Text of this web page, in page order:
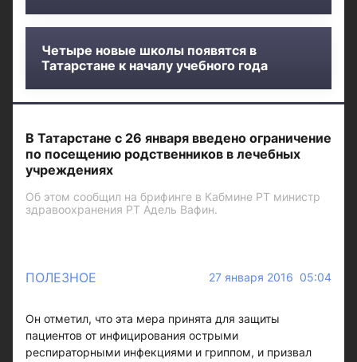
Четыре новые школы появятся в
Татарстане к началу учебного года
В Татарстане с 26 января введено ограничение
по посещению родственников в лечебных
учреждениях
Об этом сообщил на брифинге в Кабмине РТ министр
здравоохранения РТ Адель Вафин.
ПОЛЕЗНОЕ 27 января 2016 05:04
Он отметил, что эта мера принята для защиты
пациентов от инфицирования острыми
респираторными инфекциями и гриппом, и призвал